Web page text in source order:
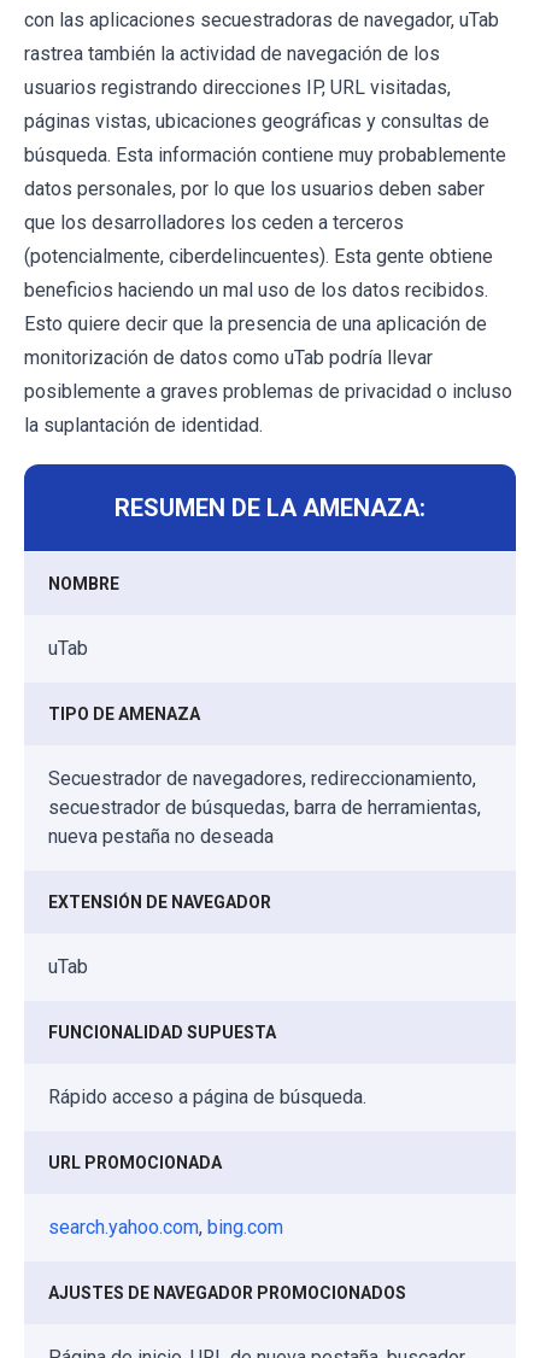
con las aplicaciones secuestradoras de navegador, uTab
rastrea también la actividad de navegación de los
usuarios registrando direcciones IP, URL visitadas,
páginas vistas, ubicaciones geográficas y consultas de
búsqueda. Esta información contiene muy probablemente
datos personales, por lo que los usuarios deben saber
que los desarrolladores los ceden a terceros
(potencialmente, ciberdelincuentes). Esta gente obtiene
beneficios haciendo un mal uso de los datos recibidos.
Esto quiere decir que la presencia de una aplicación de
monitorización de datos como uTab podría llevar
posiblemente a graves problemas de privacidad o incluso
la suplantación de identidad.
RESUMEN DE LA AMENAZA:
NOMBRE
uTab
TIPO DE AMENAZA
Secuestrador de navegadores, redireccionamiento,
secuestrador de búsquedas, barra de herramientas,
nueva pestaña no deseada
EXTENSIÓN DE NAVEGADOR
uTab
FUNCIONALIDAD SUPUESTA
Rápido acceso a página de búsqueda.
URL PROMOCIONADA
search.yahoo.com, bing.com
AJUSTES DE NAVEGADOR PROMOCIONADOS